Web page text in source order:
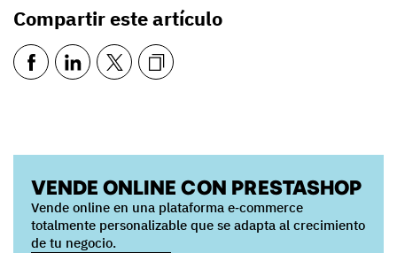
Compartir este artículo
VENDE ONLINE CON PRESTASHOP
Vende online en una plataforma e‑commerce
totalmente personalizable que se adapta al crecimiento
de tu negocio.